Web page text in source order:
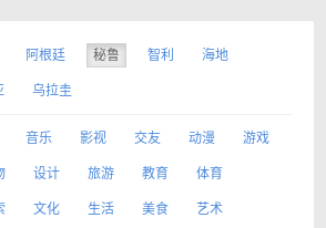
阿根廷 秘鲁 智利
海地
乌拉圭
音乐 影视 交友 动漫
游戏
设计 旅游 教育
体育
文化 生活 美食
艺术